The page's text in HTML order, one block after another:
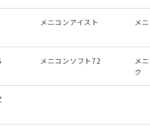
メニコンアイスト メ
メニコンソフト72
メ
ク